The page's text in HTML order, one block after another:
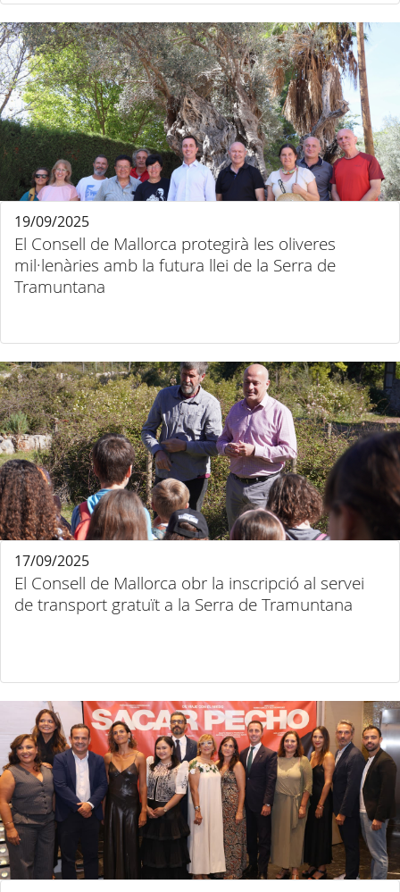
El Consell de Mallorca protegirà les oliveres
mil·lenàries amb la futura llei de la Serra de
Tramuntana
19/09/2025
El Consell de Mallorca obr la inscripció al servei
de transport gratuït a la Serra de Tramuntana
17/09/2025